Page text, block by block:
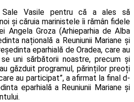
Sale Vasile pentru că a ales să
și căruia marinistele îi rămân fidele
Angela Groza (Arhieparhia de Alba
națională a Reuniunii Mariane și
eparhială de Oradea, care au
uni sărbătorii noastre, precum și
găzduit programul, părinților preoți
au participat”, a afirmat la final d-
eparhială a Reuniunii Mariane și